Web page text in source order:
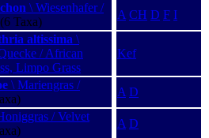
\ Wiesenhafer /
(6 Taxa)
A CH D F I
altissima \
/ African
Limpo Grass
Kef
\ Mariengras /
A D
/ Velvet
A D